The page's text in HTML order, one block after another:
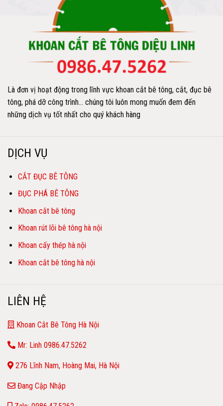
Là đơn vị hoạt động trong lĩnh vực khoan cắt bê tông, cắt, đục bê
tông, phá dỡ công trình… chúng tôi luôn mong muốn đem đến
những dịch vụ tốt nhất cho quý khách hàng
DỊCH VỤ
CẮT ĐỤC BÊ TÔNG
ĐỤC PHÁ BÊ TÔNG
Khoan cắt bê tông
Khoan rút lõi bê tông hà nội
Khoan cấy thép hà nội
Khoan cắt bê tông hà nội
LIÊN HỆ
Khoan Cắt Bê Tông Hà Nội
Mr: Linh 0986.47.5262
276 Lĩnh Nam, Hoàng Mai, Hà Nội
Đang Cập Nhập